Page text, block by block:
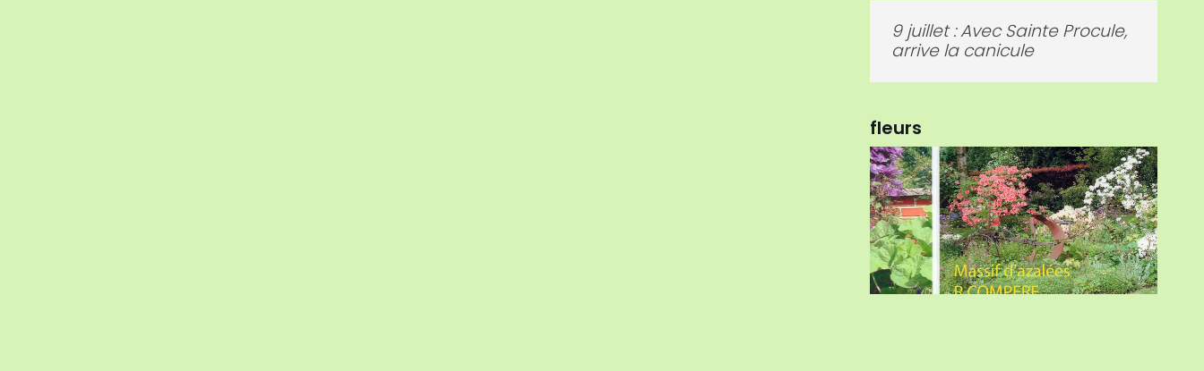
9 juillet : Avec Sainte Procule,
arrive la canicule
fleurs